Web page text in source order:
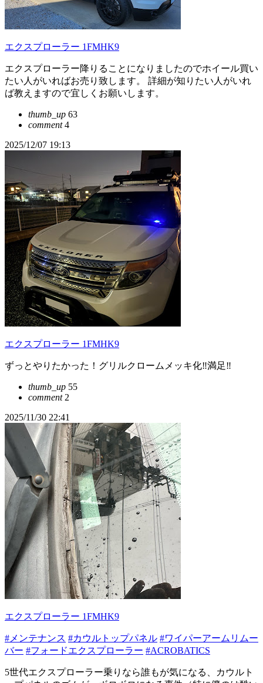
エクスプローラー 1FMHK9
エクスプローラー降りることになりましたのでホイール買い
たい人がいればお売り致します。 詳細が知りたい人がいれ
ば教えますので宜しくお願いします。
thumb_up 63
comment4
2025/12/07 19:13
エクスプローラー 1FMHK9
ずっとやりたかった！グリルクロームメッキ化‼︎満足‼︎
thumb_up 55
comment2
2025/11/30 22:41
エクスプローラー 1FMHK9
#メンテナンス #カウルトップパネル #ワイパーアームリムー
バー #フォードエクスプローラー #ACROBATICS
5世代エクスプローラー乗りなら誰もが気になる、カウルト